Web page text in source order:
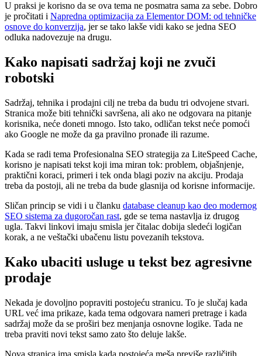
U praksi je korisno da se ova tema ne posmatra sama za sebe. Dobro
je pročitati i Napredna optimizacija za Elementor DOM: od tehničke
osnove do konverzija, jer se tako lakše vidi kako se jedna SEO
odluka nadovezuje na drugu.
Kako napisati sadržaj koji ne zvuči
robotski
Sadržaj, tehnika i prodajni cilj ne treba da budu tri odvojene stvari.
Stranica može biti tehnički savršena, ali ako ne odgovara na pitanje
korisnika, neće doneti mnogo. Isto tako, odličan tekst neće pomoći
ako Google ne može da ga pravilno pronađe ili razume.
Kada se radi tema Profesionalna SEO strategija za LiteSpeed Cache,
korisno je napisati tekst koji ima miran tok: problem, objašnjenje,
praktični koraci, primeri i tek onda blagi poziv na akciju. Prodaja
treba da postoji, ali ne treba da bude glasnija od korisne informacije.
Sličan princip se vidi i u članku database cleanup kao deo modernog
SEO sistema za dugoročan rast, gde se tema nastavlja iz drugog
ugla. Takvi linkovi imaju smisla jer čitalac dobija sledeći logičan
korak, a ne veštački ubačenu listu povezanih tekstova.
Kako ubaciti usluge u tekst bez agresivne
prodaje
Nekada je dovoljno popraviti postojeću stranicu. To je slučaj kada
URL već ima prikaze, kada tema odgovara nameri pretrage i kada
sadržaj može da se proširi bez menjanja osnovne logike. Tada ne
treba praviti novi tekst samo zato što deluje lakše.
Nova stranica ima smisla kada postojeća meša previše različitih